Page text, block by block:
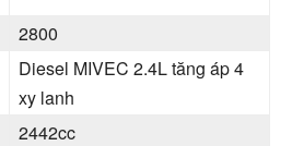
2800
Diesel MIVEC 2.4L tăng áp 4
xy lanh
2442cc